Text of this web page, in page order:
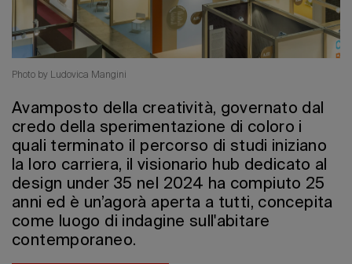
Edizione
Photo by Ludovica Mangini
Avamposto della creatività, governato dal
credo della sperimentazione di coloro i
quali terminato il percorso di studi iniziano
la loro carriera, il visionario hub dedicato al
design under 35 nel 2024 ha compiuto 25
anni ed è un’agorà aperta a tutti, concepita
come luogo di indagine sull'abitare
contemporaneo.